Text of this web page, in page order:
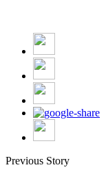
Previous Story